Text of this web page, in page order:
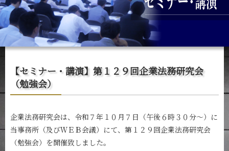
【セミナー・講演】第１２９回企業法務研究会
（勉強会）
企業法務研究会は、令和７年１０月７日（午後６時３０分～）に
当事務所（及びＷＥＢ会議）にて、第１２９回企業法務研究会
（勉強会）を開催致しました。